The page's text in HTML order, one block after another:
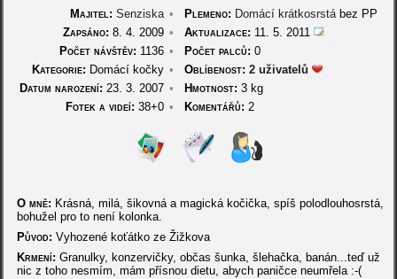
Majitel: Senziska • Plemeno: Domácí krátkosrstábez PP
Zapsáno: 8. 4. 2009 • Aktualizace: 11. 5. 2011
Počet návštěv: 1136 • Počet palců: 0
Kategorie: Domácí kočky • Oblíbenost: 2 uživatelů
Datum narození: 23. 3. 2007 • Hmotnost: 3 kg
Fotek a videí: 38+0 • Komentářů: 2
O mně: Krásná, milá, šikovná a magická kočička, spíš polodlouhosrstá,
bohužel pro to není kolonka.
Původ: Vyhozené koťátko ze Žižkova
Krmení: Granulky, konzervičky, občas šunka, šlehačka, banán...teď už
nic z toho nesmím, mám přísnou dietu, abych paničce neumřela :-(